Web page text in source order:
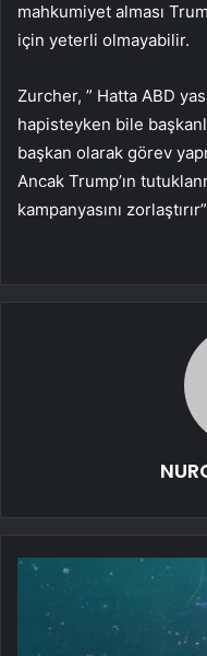
mahkumiyet alması
için yeterli olmayabilir.
Zurcher, ” Hatta ABD
hapisteyken bile
başkan olarak görev
Ancak Trump’ın
kampanyasını